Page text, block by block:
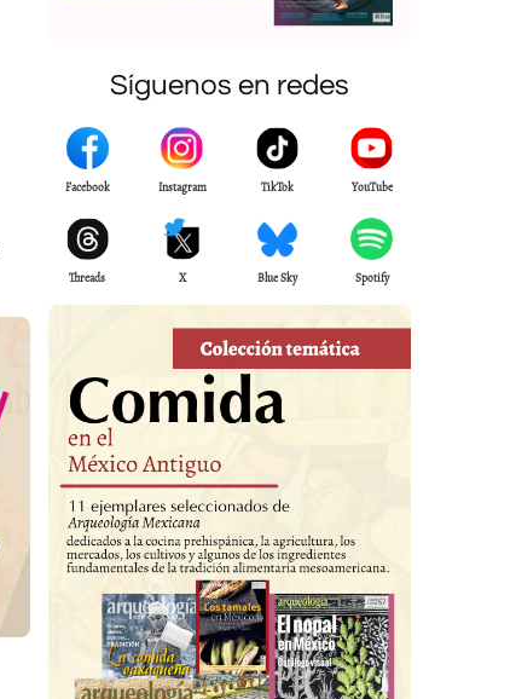
Síguenos en redes
Facebook Instagram TikTok YouTube
Threads X Blue Sky Spotify